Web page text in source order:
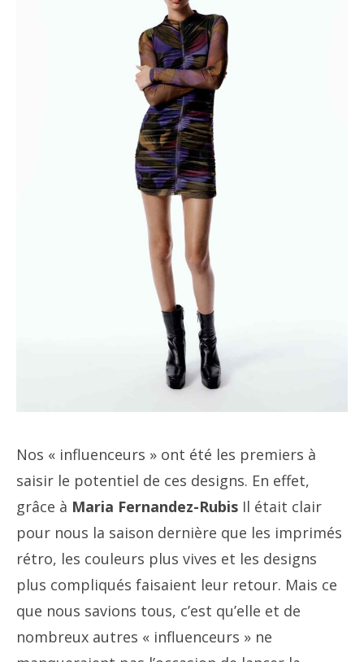
Nos « influenceurs » ont été les premiers à
saisir le potentiel de ces designs. En effet,
grâce à Maria Fernandez-Rubis Il était clair
pour nous la saison dernière que les imprimés
rétro, les couleurs plus vives et les designs
plus compliqués faisaient leur retour. Mais ce
que nous savions tous, c’est qu’elle et de
nombreux autres « influenceurs » ne